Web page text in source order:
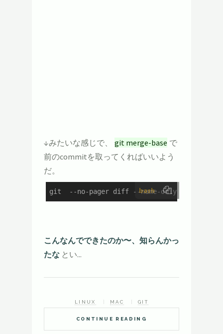
↓みたいな感じで、 git merge-base で
前のcommitを取ってくればいいよう
だ。
bash
git  --no-pager diff --name-only HEAD $(git
こんなんでできたのか〜、知らんかっ
たな とい...
CONTINUE READING
LINUX MAC GIT